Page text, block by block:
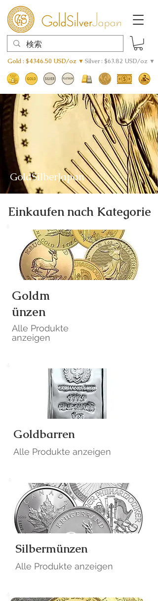
Gold : $4346.50 USD/oz ▼ Silver : $63.82 USD/oz ▼
GoldSilberJapan
Einkaufen nach Kategorie
Goldm
ünzen
Alle Produkte
anzeigen
Goldbarren
Alle Produkte anzeigen
Silbermünzen
Alle Produkte anzeigen